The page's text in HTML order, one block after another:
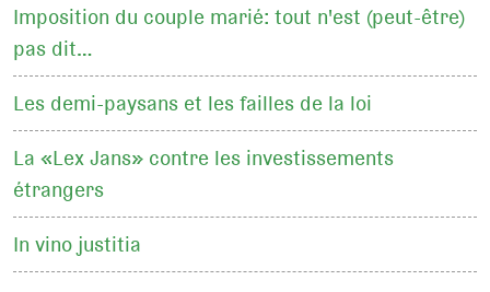
Imposition du couple marié: tout n'est (peut-être)
pas dit…
Les demi-paysans et les failles de la loi
La «Lex Jans» contre les investissements
étrangers
In vino justitia